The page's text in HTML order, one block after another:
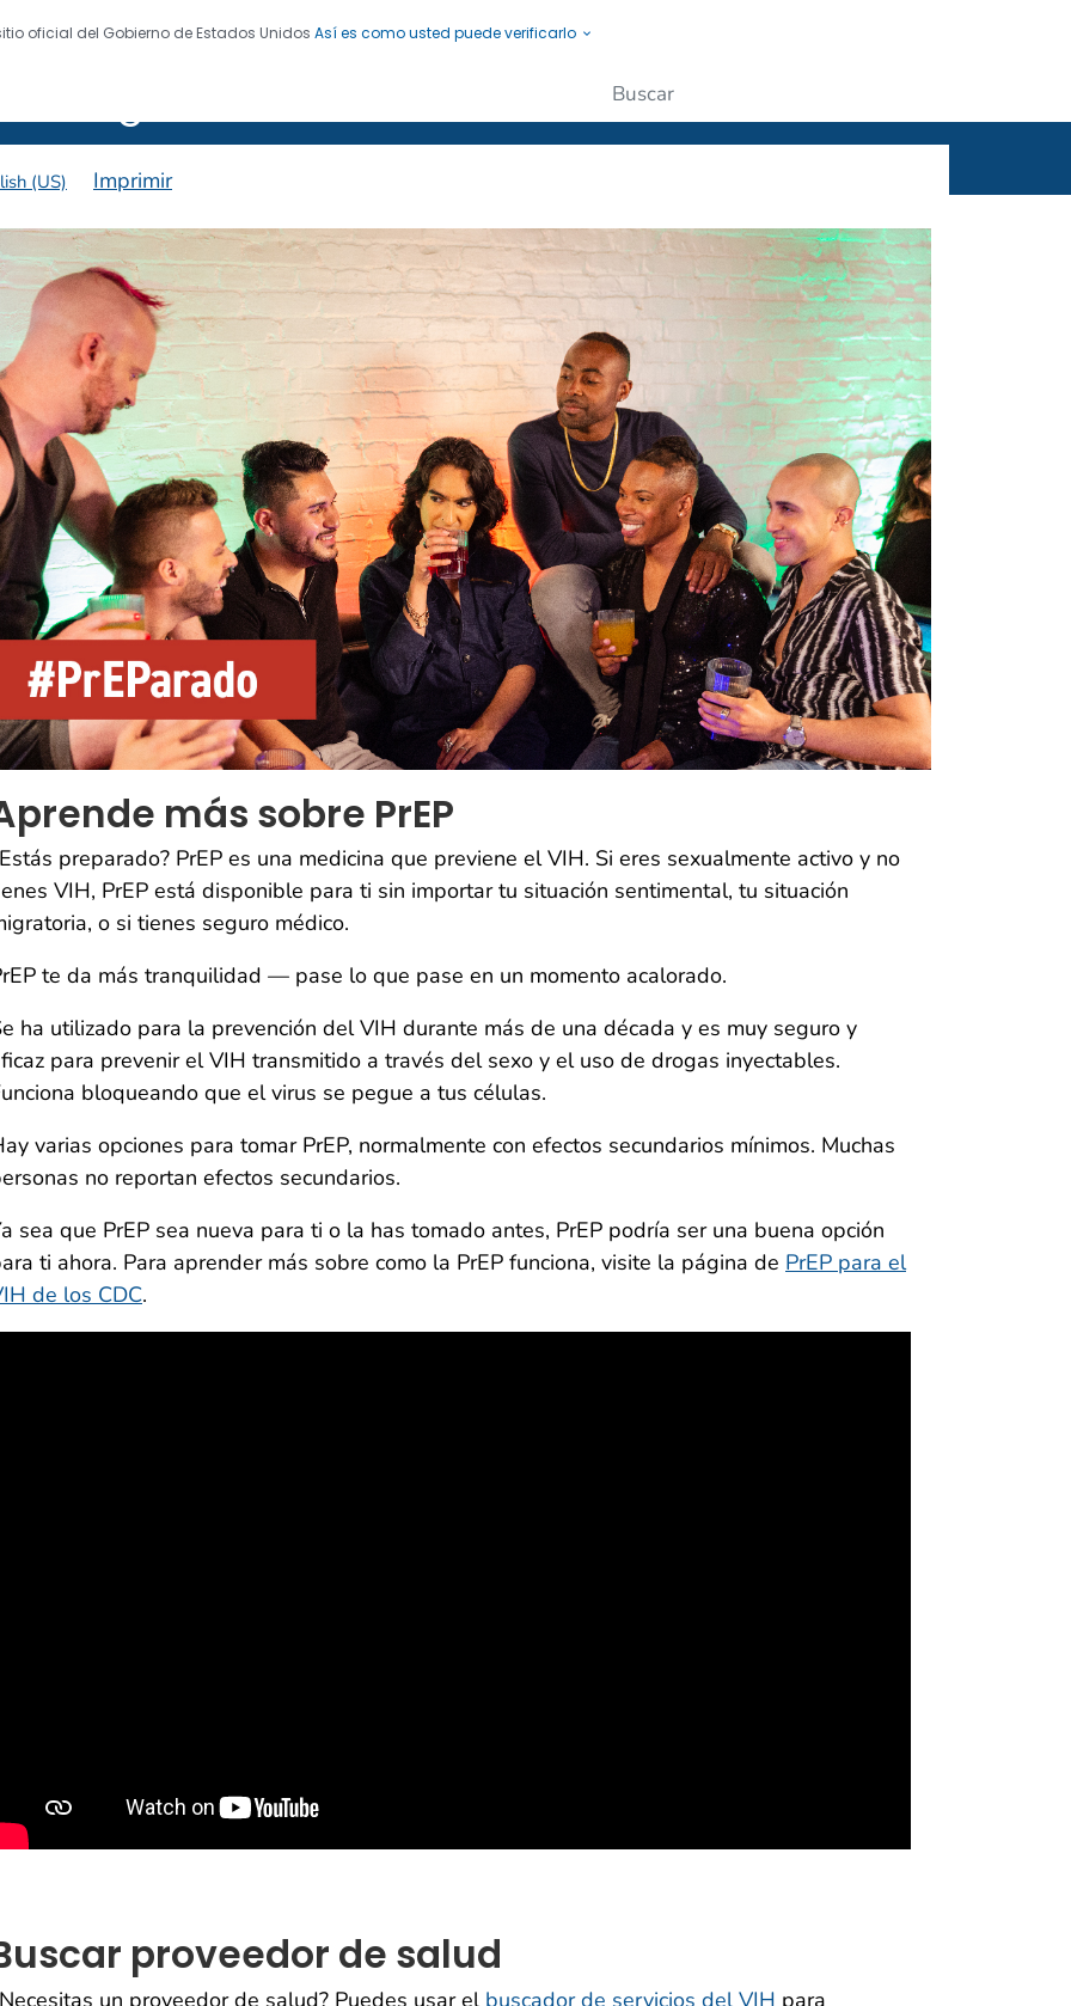
oficial del Gobierno de Estados Unidos Así es como usted puede verificarlo
CDC 24/7: Salvamos vidas. Protegemos a la gente.
(US) Imprimir
más sobre PrEP
preparado? PrEP es una medicina que previene el VIH. Si eres sexualmente activo y no
VIH, PrEP está disponible para ti sin importar tu situación sentimental, tu situación
o si tienes seguro médico.
te da más tranquilidad — pase lo que pase en un momento acalorado.
ha utilizado para la prevención del VIH durante más de una década y es muy seguro y
para prevenir el VIH transmitido a través del sexo y el uso de drogas inyectables.
bloqueando que el virus se pegue a tus células.
varias opciones para tomar PrEP, normalmente con efectos secundarios mínimos. Muchas
no reportan efectos secundarios.
sea que PrEP sea nueva para ti o la has tomado antes, PrEP podría ser una buena opción
ti ahora. Para aprender más sobre como la PrEP funciona, visite la página de PrEP para el
de los CDC.
proveedor de salud
un proveedor de salud? Puedes usar el buscador de servicios del VIH para